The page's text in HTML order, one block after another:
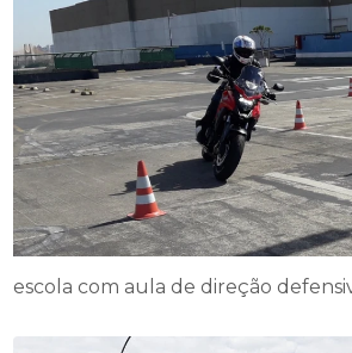
escola com aula de direção